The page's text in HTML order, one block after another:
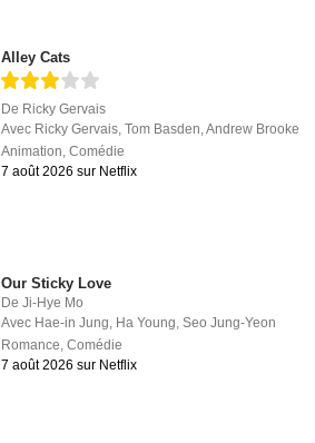
Alley Cats
De Ricky Gervais
Avec Ricky Gervais,Tom Basden,Andrew Brooke
Animation,Comédie
7 août 2026 sur Netflix
Our Sticky Love
DeJi-Hye Mo
Avec Hae-in Jung, Ha Young,Seo Jung-Yeon
Romance,Comédie
7 août 2026 sur Netflix